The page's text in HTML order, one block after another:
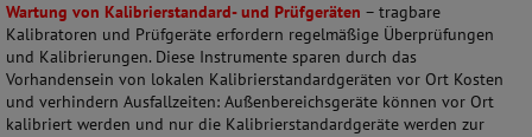
Wartung von Kalibrierstandard- und Prüfgeräten – tragbare
Kalibratoren und Prüfgeräte erfordern regelmäßige Überprüfungen
und Kalibrierungen. Diese Instrumente sparen durch das
Vorhandensein von lokalen Kalibrierstandardgeräten vor Ort Kosten
und verhindern Ausfallzeiten: Außenbereichsgeräte können vor Ort
kalibriert werden und nur die Kalibrierstandardgeräte werden zur